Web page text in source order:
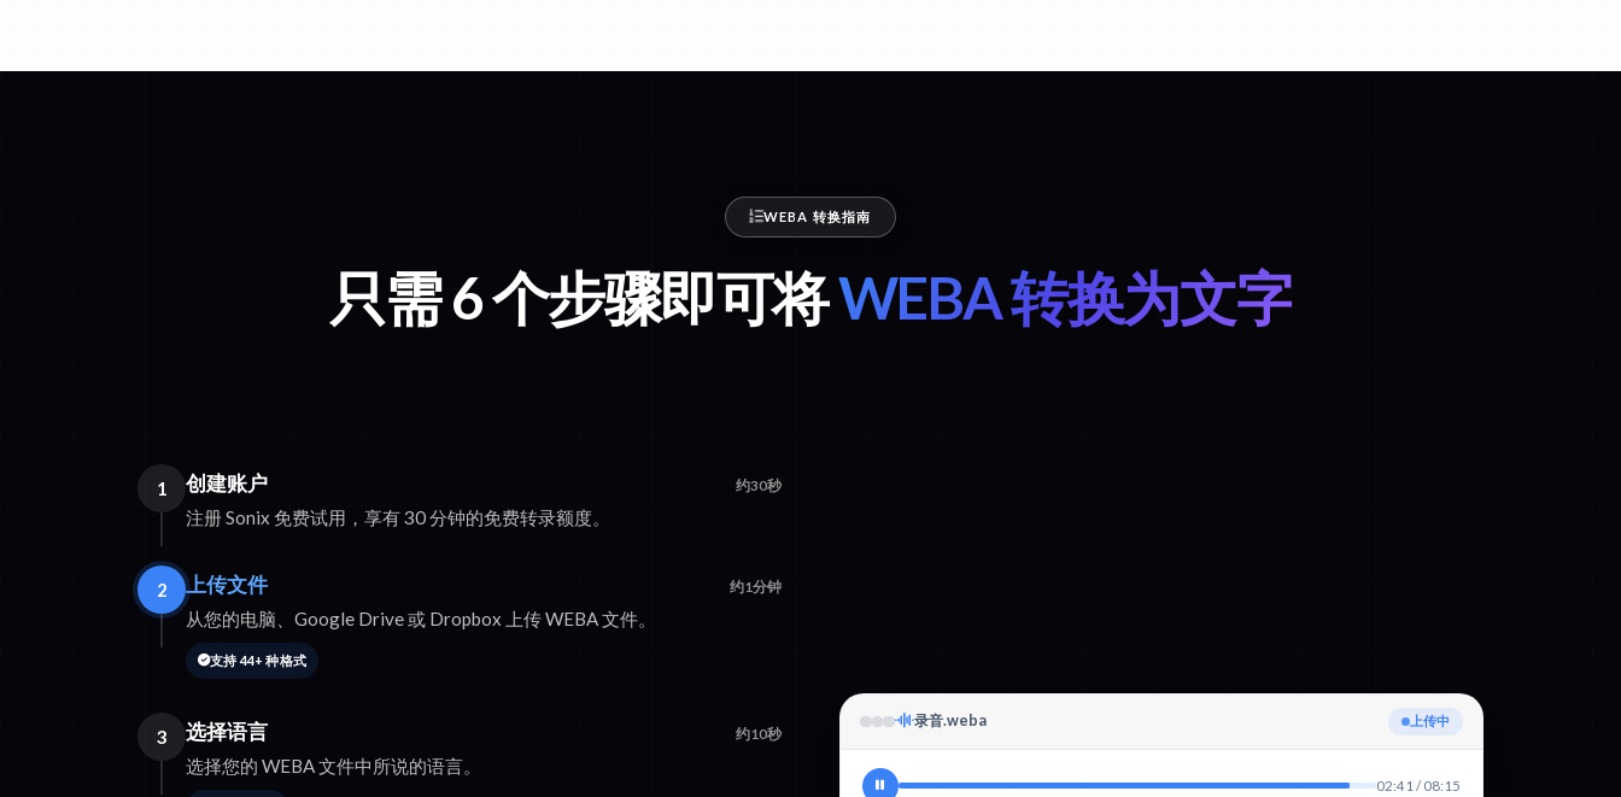
WEBA 转换指南
只需 6 个步骤即可将WEBA 转换为文字
1 创建账户 约30秒
注册 Sonix 免费试用，享有 30 分钟的免费转录额度。
2 上传文件 约1分钟
从您的电脑、Google Drive 或 Dropbox 上传 WEBA 文件。
支持 44+ 种格式
3 选择语言 约10秒
选择您的 WEBA 文件中所说的语言。
录音.weba 正在检测语言
02:41 / 08:15